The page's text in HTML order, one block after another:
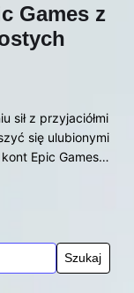
Games z
sił z przyjaciółmi
się ulubionymi
Epic Games…